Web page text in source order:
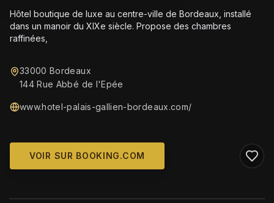
Hôtel boutique de luxe au centre-ville de Bordeaux, installé
dans un manoir du XIXe siècle. Propose des chambres
raffinées,
33000 Bordeaux
144 Rue Abbé de l'Epée
www.hotel-palais-gallien-bordeaux.com/
VOIR SUR BOOKING.COM